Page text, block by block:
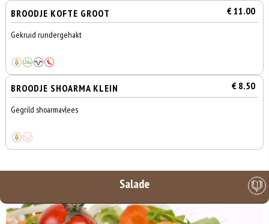
BROODJE KOFTE GROOT € 11.00
Gekruid rundergehakt
BROODJE SHOARMA KLEIN € 8.50
Gegrild shoarmavlees
Salade